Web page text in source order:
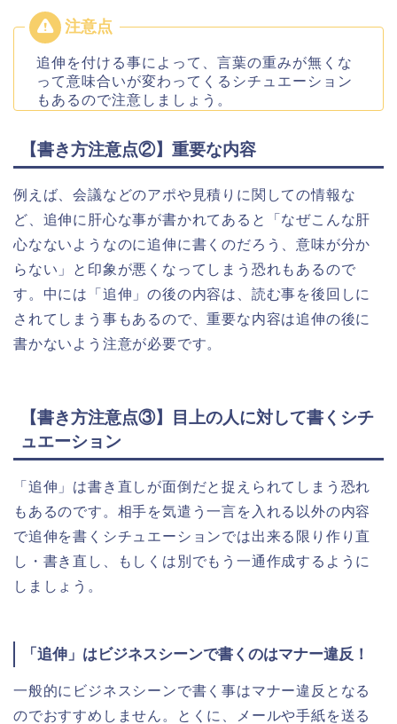
追伸を付ける事によって、言葉の重みが無くな
って意味合いが変わってくるシチュエーション
もあるので注意しましょう。
【書き方注意点②】重要な内容
例えば、会議などのアポや見積りに関しての情報な
ど、追伸に肝心な事が書かれてあると「なぜこんな肝
心なないようなのに追伸に書くのだろう、意味が分か
らない」と印象が悪くなってしまう恐れもあるので
す。中には「追伸」の後の内容は、読む事を後回しに
されてしまう事もあるので、重要な内容は追伸の後に
書かないよう注意が必要です。
【書き方注意点③】目上の人に対して書くシチ
ュエーション
「追伸」は書き直しが面倒だと捉えられてしまう恐れ
もあるのです。相手を気遣う一言を入れる以外の内容
で追伸を書くシチュエーションでは出来る限り作り直
し・書き直し、もしくは別でもう一通作成するように
しましょう。
「追伸」はビジネスシーンで書くのはマナー違反！
一般的にビジネスシーンで書く事はマナー違反となる
のでおすすめしません。とくに、メールや手紙を送る